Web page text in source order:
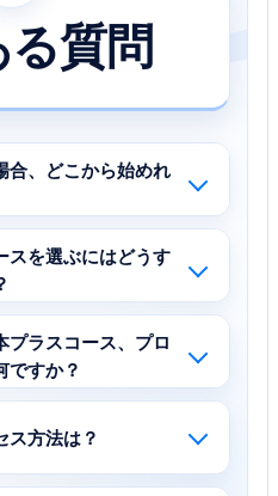
質問
合、どこから始めれ
スを選ぶにはどうす
プラスコース、プロ
ですか？
ス方法は？